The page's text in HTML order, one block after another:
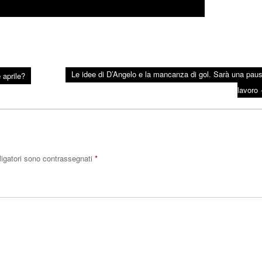
Le idee di D’Angelo e la mancanza di gol. Sarà una
lavoro
sono contrassegnati *